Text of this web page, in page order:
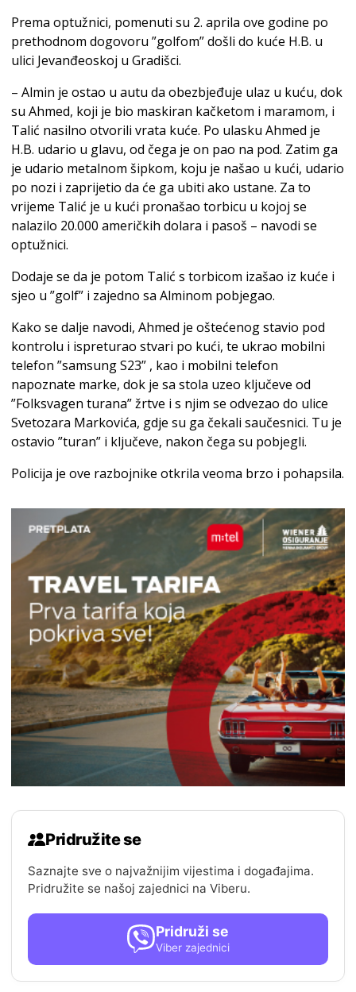
Prema optužnici, pomenuti su 2. aprila ove godine po
prethodnom dogovoru ”golfom” došli do kuće H.B. u
ulici Jevanđeoskoj u Gradišci.
– Almin je ostao u autu da obezbjeđuje ulaz u kuću, dok
su Ahmed, koji je bio maskiran kačketom i maramom, i
Talić nasilno otvorili vrata kuće. Po ulasku Ahmed je
H.B. udario u glavu, od čega je on pao na pod. Zatim ga
je udario metalnom šipkom, koju je našao u kući, udario
po nozi i zaprijetio da će ga ubiti ako ustane. Za to
vrijeme Talić je u kući pronašao torbicu u kojoj se
nalazilo 20.000 američkih dolara i pasoš – navodi se
optužnici.
Dodaje se da je potom Talić s torbicom izašao iz kuće i
sjeo u ”golf” i zajedno sa Alminom pobjegao.
Kako se dalje navodi, Ahmed je oštećenog stavio pod
kontrolu i ispreturao stvari po kući, te ukrao mobilni
telefon ”samsung S23” , kao i mobilni telefon
napoznate marke, dok je sa stola uzeo ključeve od
”Folksvagen turana” žrtve i s njim se odvezao do ulice
Svetozara Markovića, gdje su ga čekali saučesnici. Tu je
ostavio ”turan” i ključeve, nakon čega su pobjegli.
Policija je ove razbojnike otkrila veoma brzo i pohapsila.
Pridružite se
Saznajte sve o najvažnijim vijestima i događajima.
Pridružite se našoj zajednici na Viberu.
Pridruži se
Viber zajednici